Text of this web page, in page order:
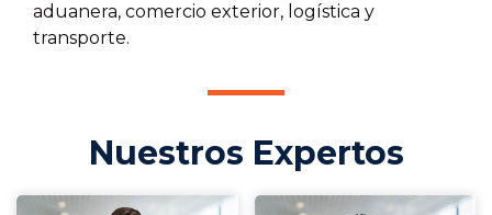
aduanera, comercio exterior, logística y
transporte.
Nuestros Expertos